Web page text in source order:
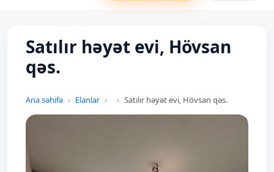
Satılır həyət evi, Hövsan
qəs.
Ana səhifə Elanlar Satılır həyət evi, Hövsan qəs.